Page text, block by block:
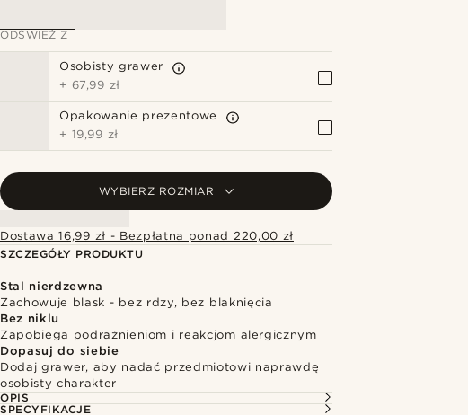
ODŚWIEŻ Z
Osobisty grawer
+ 67,99 zł
Opakowanie prezentowe
+ 19,99 zł
WYBIERZ ROZMIAR
Dostawa 16,99 zł - Bezpłatna ponad 220,00 zł
SZCZEGÓŁY PRODUKTU
Stal nierdzewna
Zachowuje blask - bez rdzy, bez blaknięcia
Bez niklu
Zapobiega podrażnieniom i reakcjom alergicznym
Dopasuj do siebie
Dodaj grawer, aby nadać przedmiotowi naprawdę
osobisty charakter
OPIS
SPECYFIKACJE